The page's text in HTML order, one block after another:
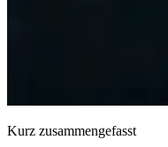
Kurz zusammengefasst